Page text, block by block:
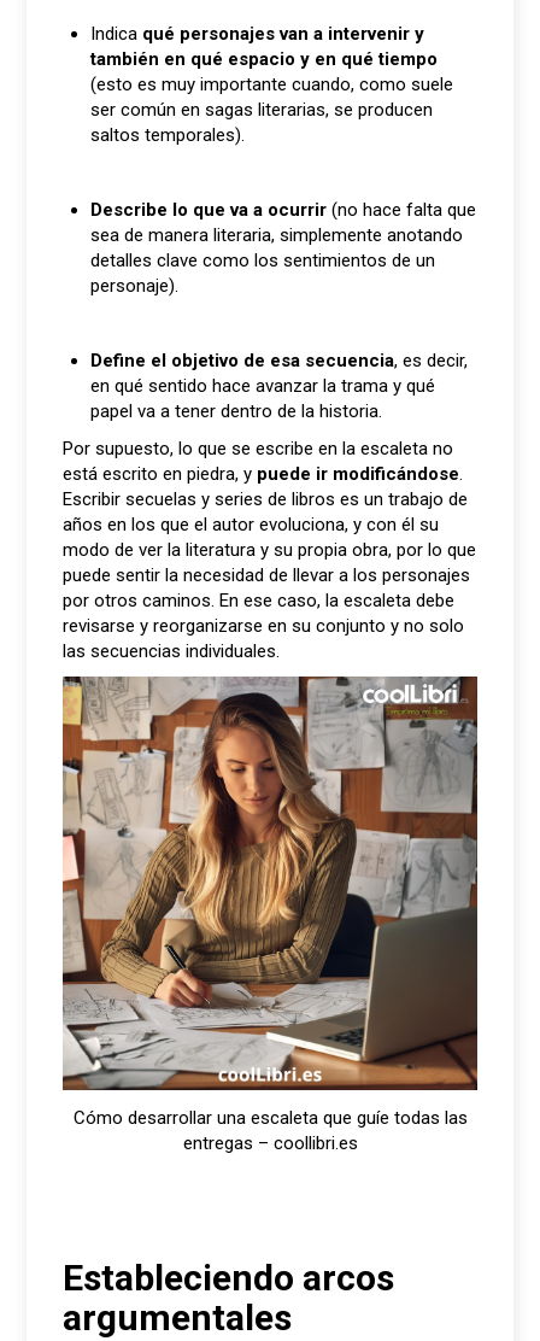
Indica qué personajes van a intervenir y
también en qué espacio y en qué tiempo
(esto es muy importante cuando, como suele
ser común en sagas literarias, se producen
saltos temporales).
Describe lo que va a ocurrir(no hace falta que
sea de manera literaria, simplemente anotando
detalles clave como los sentimientos de un
personaje).
Define el objetivo de esa secuencia, es decir,
en qué sentido hace avanzar la trama y qué
papel va a tener dentro de la historia.
Por supuesto, lo que se escribe en la escaleta no
está escrito en piedra, y puede ir modificándose.
Escribir secuelas y series de libros es un trabajo de
años en los que el autor evoluciona, y con él su
modo de ver la literatura y su propia obra, por lo que
puede sentir la necesidad de llevar a los personajes
por otros caminos. En ese caso, la escaleta debe
revisarse y reorganizarse en su conjunto y no solo
las secuencias individuales.
Cómo desarrollar una escaleta que guíe todas las
entregas – coollibri.es
Estableciendo arcos
argumentales